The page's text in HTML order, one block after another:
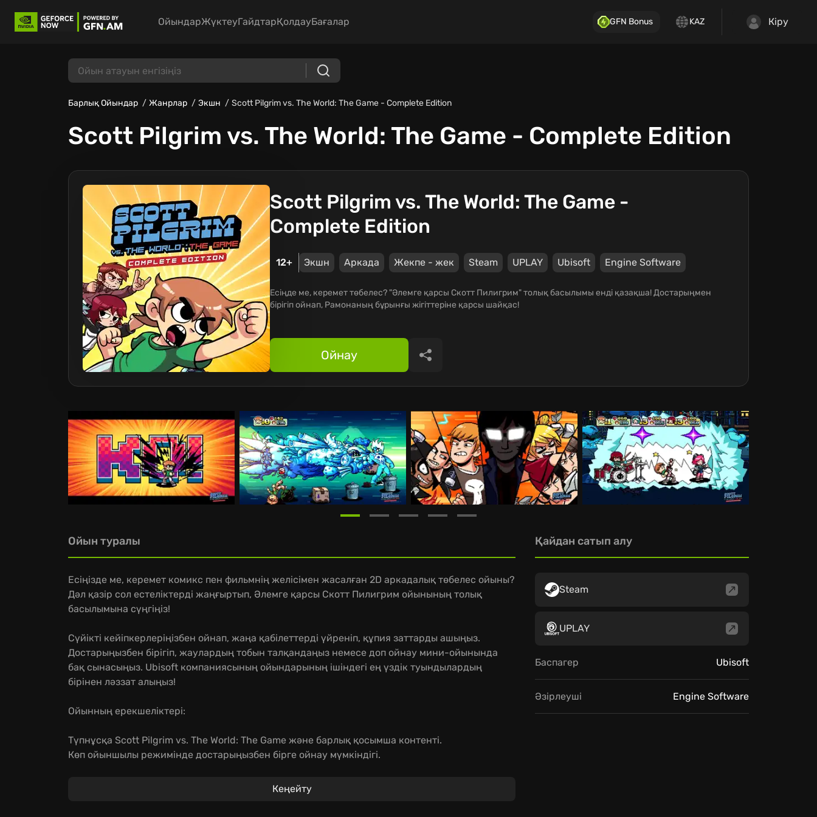
ОйындарЖүктеуГайдтарҚолдауБағалар GFN Bonus KAZ Кіру
Барлық Ойындар Жанрлар Экшн Scott Pilgrim vs. The World: The Game - Complete Edition
Scott Pilgrim vs. The World: The Game - Complete Edition
Scott Pilgrim vs. The World: The Game -
Complete Edition
12+ Экшн Аркада Жекпе - жек Steam UPLAY Ubisoft Engine Software
Есіңде ме, керемет төбелес? "Әлемге қарсы Скотт Пилигрим" толық басылымы енді қазақша! Достарыңмен
бірігіп ойнап, Рамонаның бұрынғы жігіттеріне қарсы шайқас!
Ойнау Бөлісу
Ойын туралы
Есіңізде ме, керемет комикс пен фильмнің желісімен жасалған 2D аркадалық төбелес ойыны?
Дәл қазір сол естеліктерді жаңғыртып, Әлемге қарсы Скотт Пилигрим ойынының толық
басылымына сүңгіңіз!
Сүйікті кейіпкерлеріңізбен ойнап, жаңа қабілеттерді үйреніп, құпия заттарды ашыңыз.
Достарыңызбен бірігіп, жаулардың тобын талқандаңыз немесе доп ойнау мини-ойынында
бақ сынасыңыз. Ubisoft компаниясының ойындарының ішіндегі ең үздік туындылардың
бірінен ләззат алыңыз!
Ойынның ерекшеліктері:
Түпнұсқа Scott Pilgrim vs. The World: The Game және барлық қосымша контенті.
Көп ойыншылы режимінде достарыңызбен бірге ойнау мүмкіндігі.
Скотт Пилигрим ойынын қазақша ойнап, балалық шағыңызға саяхат жасаңыз! Бұл – нағыз
Кеңейту
Қайдан сатып алу
Steam
UPLAY
Баспагер Ubisoft
Әзірлеуші Engine Software